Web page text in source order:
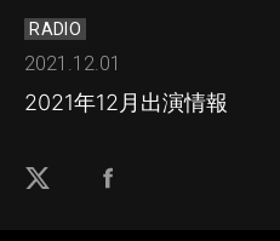
RADIO
2021.12.01
2021年12月出演情報